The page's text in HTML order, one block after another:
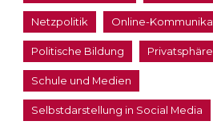
Netzpolitik Online-
Politische Bildung Privatsphäre
Schule und Medien
Selbstdarstellung in Social Media